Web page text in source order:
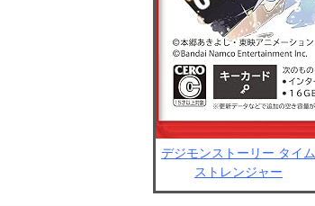
デジモンストーリー タイム
ストレンジャー